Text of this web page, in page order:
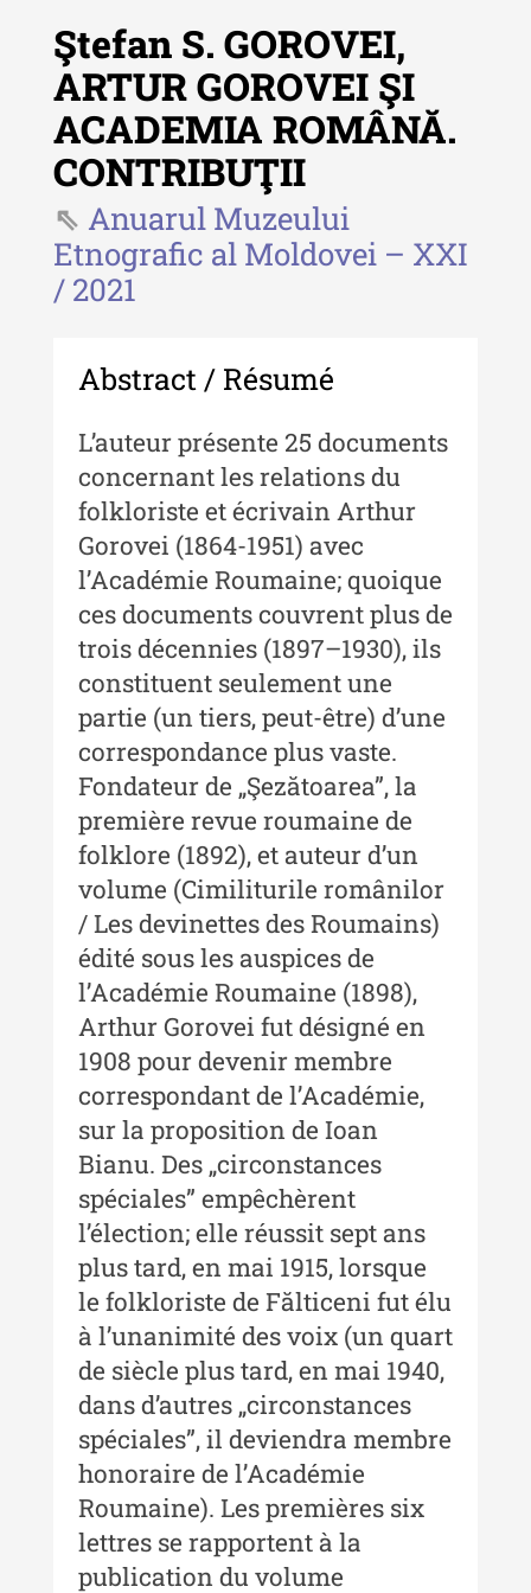
Revista "Cercetări istorice"
Revista "Cercetări istorice" - XLIV
- 2025
Revista "Cercetări istorice" - XLIII
- 2024
Buletinul ”Ioan Neculce” al Muzeului
de Istorie a Moldovei
Buletinul ”Ioan Neculce” al
Muzeului de Istorie a Moldovei -
XXIV / 2018
Buletinul ”Ioan Neculce” al
Muzeului de Istorie a Moldovei -
XXIII / 2017
Buletinul ”Ioan Neculce” al
Muzeului de Istorie a Moldovei -
XXII / 2016
Indexul Complet
Anuarul Muzeului Etnografic al
Moldovei
Anuarul Muzeului Etnografic al
Moldovei - XXII / 2022
Anuarul Muzeului Etnografic al
Moldovei - XXI / 2021
Anuarul Muzeului Etnografic al
Moldovei - XX / 2020
Indexul Complet
Buletinul Muzeului Științei și
Tehnicii ”Ștefan Procopiu”
Buletinul Muzeului Științei și
Tehnicii ”Ștefan Procopiu” - An
XV / Nr. 15 / 2021
Buletinul Muzeului Științei și
Tehnicii ”Ștefan Procopiu” - An
XIV / Nr. 14 / 2020
Buletinul Muzeului Științei și
Ştefan S. GOROVEI,
ARTUR GOROVEI ŞI
ACADEMIA ROMÂNĂ.
CONTRIBUŢII
Anuarul Muzeului
Etnografic al Moldovei – XXI
/ 2021
Abstract / Résumé
Lʼauteur présente 25 documents
concernant les relations du
folkloriste et écrivain Arthur
Gorovei (1864-1951) avec
lʼAcadémie Roumaine; quoique
ces documents couvrent plus de
trois décennies (1897–1930), ils
constituent seulement une
partie (un tiers, peut-être) dʼune
correspondance plus vaste.
Fondateur de „Şezătoarea”, la
première revue roumaine de
folklore (1892), et auteur dʼun
volume (Cimiliturile românilor
/ Les devinettes des Roumains)
édité sous les auspices de
lʼAcadémie Roumaine (1898),
Arthur Gorovei fut désigné en
1908 pour devenir membre
correspondant de lʼAcadémie,
sur la proposition de Ioan
Bianu. Des „circonstances
spéciales” empêchèrent
lʼélection; elle réussit sept ans
plus tard, en mai 1915, lorsque
le folkloriste de Fălticeni fut élu
à lʼunanimité des voix (un quart
de siècle plus tard, en mai 1940,
dans dʼautres „circonstances
spéciales”, il deviendra membre
honoraire de lʼAcadémie
Roumaine). Les premières six
lettres se rapportent à la
publication du volume